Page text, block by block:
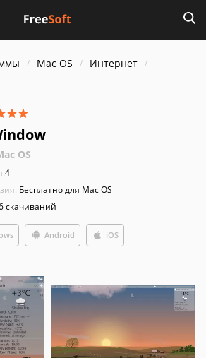
Mac OS
Интернет
OS
4
Бесплатно для Mac OS
скачиваний
Android iOS